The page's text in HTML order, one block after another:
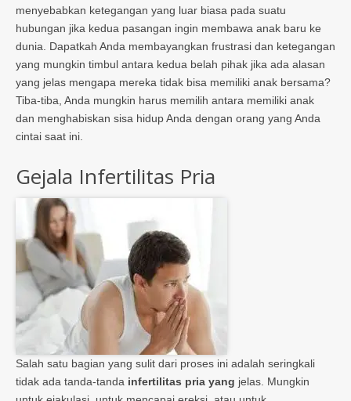
menyebabkan ketegangan yang luar biasa pada suatu
hubungan jika kedua pasangan ingin membawa anak baru ke
dunia. Dapatkah Anda membayangkan frustrasi dan ketegangan
yang mungkin timbul antara kedua belah pihak jika ada alasan
yang jelas mengapa mereka tidak bisa memiliki anak bersama?
Tiba-tiba, Anda mungkin harus memilih antara memiliki anak
dan menghabiskan sisa hidup Anda dengan orang yang Anda
cintai saat ini.
Gejala Infertilitas Pria
Salah satu bagian yang sulit dari proses ini adalah seringkali
tidak ada tanda-tanda infertilitas pria yang jelas. Mungkin